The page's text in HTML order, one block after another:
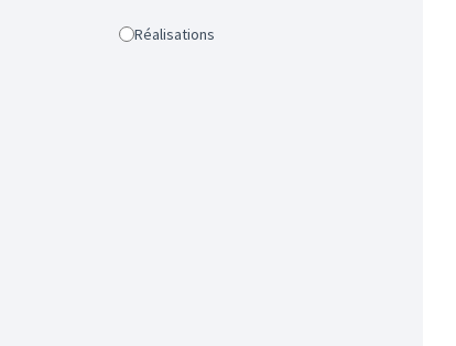
Réalisations